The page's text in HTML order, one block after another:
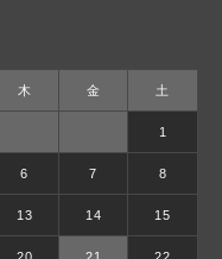
木 金 土
1
6 7 8
13 14 15